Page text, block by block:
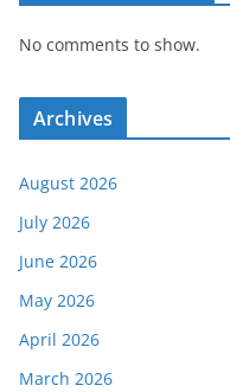
No comments to show.
Archives
August 2026
July 2026
June 2026
May 2026
April 2026
March 2026